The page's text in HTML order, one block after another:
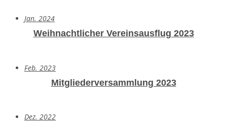
Jan. 2024
Weihnachtlicher Vereinsausflug 2023
Feb. 2023
Mitgliederversammlung 2023
Dez. 2022